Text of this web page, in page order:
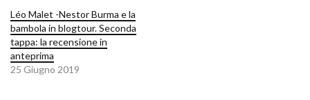
Léo Malet -Nestor Burma e la
bambola in blogtour. Seconda
tappa: la recensione in
anteprima
25 Giugno 2019